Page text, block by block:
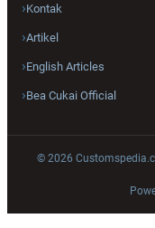
Kontak
Artikel
English Articles
Bea Cukai Official
© 2026